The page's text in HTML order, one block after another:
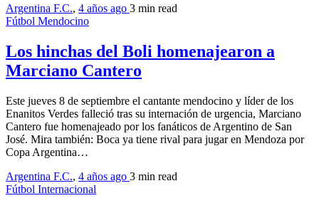
Argentina F.C., 4 años ago 3 min read
Fútbol Mendocino
Los hinchas del Boli homenajearon a
Marciano Cantero
Este jueves 8 de septiembre el cantante mendocino y líder de los
Enanitos Verdes falleció tras su internación de urgencia, Marciano
Cantero fue homenajeado por los fanáticos de Argentino de San
José. Mira también: Boca ya tiene rival para jugar en Mendoza por
Copa Argentina…
Argentina F.C., 4 años ago 3 min read
Fútbol Internacional